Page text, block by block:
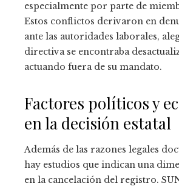
especialmente por parte de
Estos conflictos derivaron en
ante las autoridades laborales,
directiva se encontraba
actuando fuera de su mandato.
Factores políticos y
en la decisión estatal
Además de las razones legales
hay estudios que indican una
en la cancelación del registro.